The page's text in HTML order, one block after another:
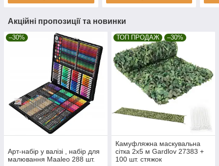
Акційні пропозиції та новинки
–30%
Арт-набір у валізі , набір для
малювання Maaleo 288 шт.
ТОП ПРОДАЖ –30%
Камуфляжна маскувальна
сітка 2x5 м Gardlov 27383 +
100 шт. стяжок